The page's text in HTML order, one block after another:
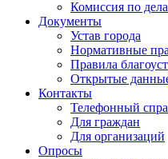
Комиссия по
Документы
Устав города
Нормативные
Правила
Открытые
Контакты
Телефонный
Для граждан
Для организаций
Опросы